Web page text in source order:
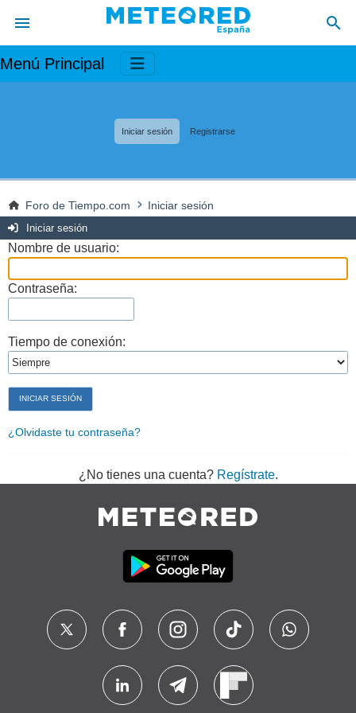
Menú Principal
Iniciar sesión Registrarse
Foro de Tiempo.com Iniciar sesión
Iniciar sesión
Nombre de usuario:
Contraseña:
Tiempo de conexión:
¿Olvidaste tu contraseña?
¿No tienes una cuenta? Regístrate.